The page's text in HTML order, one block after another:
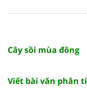
Cây sồi mùa đông
Viết bài văn phân